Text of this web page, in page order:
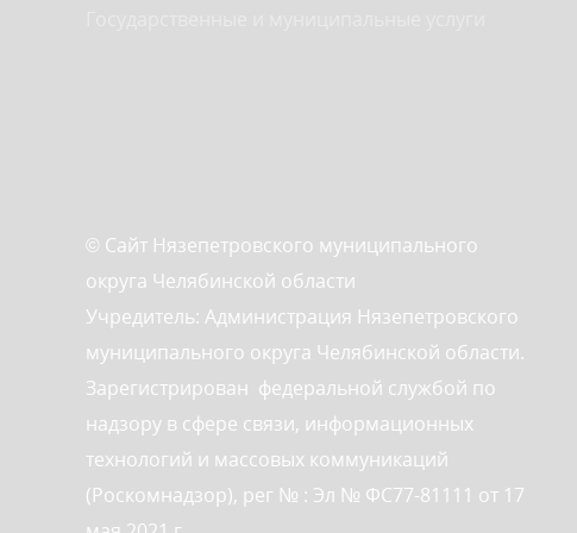
© Сайт Нязепетровского муниципального
округа Челябинской области
Учредитель: Администрация Нязепетровского
муниципального округа Челябинской области.
Зарегистрирован федеральной службой по
надзору в сфере связи, информационных
технологий и массовых коммуникаций
(Роскомнадзор), рег № : Эл № ФС77-81111 от 17